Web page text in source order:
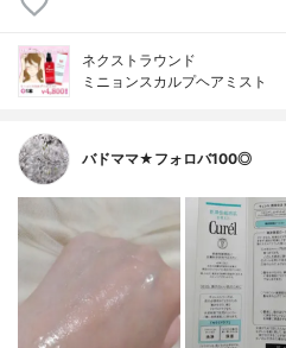
ネクストラウンド
ミニョンスカルプヘアミスト
バドママ★フォロバ100◎